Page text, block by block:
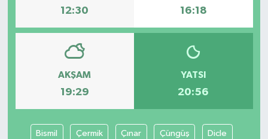
12:30 16:18
AKŞAM
19:29
YATSI
20:56
Bismil Çermik Çınar Çüngüş Dicle